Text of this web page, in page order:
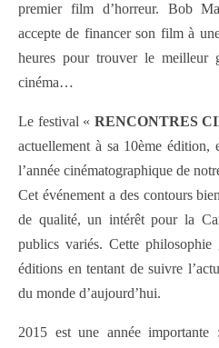
premier film d’horreur. Bob
accepte de financer son film à
heures pour trouver le meilleur
cinéma…
Le festival « RENCONTRES
actuellement à sa 10ème édition,
l’année cinématographique de
Cet événement a des contours
de qualité, un intérêt pour la
publics variés. Cette
éditions en tentant de suivre
du monde d’aujourd’hui.
2015 est une année